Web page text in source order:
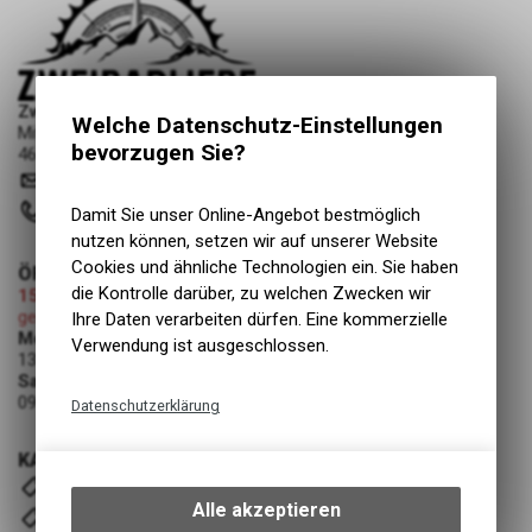
Zweiradliebe GmbH
Mittelgäustrasse 53
4616 Kappel SO
062 216 16 73
KATEGORIEN
E- Bike
ÖFFNUNGSZEITEN
15.08.2026 (Mariä Himmelfahrt)
geschlossen
Montag - Freitag
13:00 - 19:00 Uhr
Samstag
09:00 - 12:00 Uhr
Welche Datenschutz-Einstellungen
bevorzugen Sie?
Damit Sie unser Online-Angebot bestmöglich
nutzen können, setzen wir auf unserer Website
Cookies und ähnliche Technologien ein. Sie haben
die Kontrolle darüber, zu welchen Zwecken wir
Ihre Daten verarbeiten dürfen. Eine kommerzielle
Verwendung ist ausgeschlossen.
Datenschutzerklärung
bestimmte Interaktionen und
Einstellungen auf Ihrem Gerät,
Alle akzeptieren